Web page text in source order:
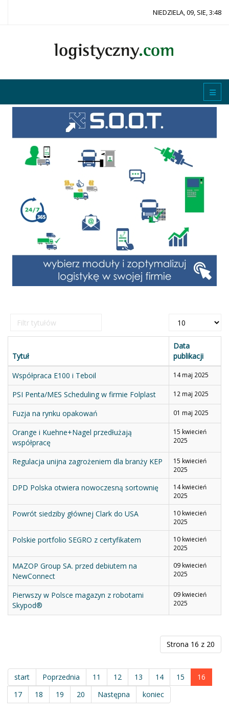
NIEDZIELA, 09, SIE, 3:48
Filtr
tytułów
Pokaż
Tytuł
Data
publikacji
Współpraca E100 i Teboil
14 maj 2025
PSI Penta/MES Scheduling w firmie Folplast 12 maj 2025
Fuzja na rynku opakowań 01 maj 2025
Orange i Kuehne+Nagel przedłużają
współpracę
15 kwiecień
2025
Regulacja unijna zagrożeniem dla branży KEP
15 kwiecień
2025
DPD Polska otwiera nowoczesną sortownię
14 kwiecień
2025
Powrót siedziby głównej Clark do USA
10 kwiecień
2025
Polskie portfolio SEGRO z certyfikatem
10 kwiecień
2025
MAZOP Group SA. przed debiutem na
NewConnect
09 kwiecień
2025
Pierwszy w Polsce magazyn z robotami
Skypod®
09 kwiecień
2025
Strona 16 z 20
start Poprzednia 11 12 13 14 15
16
17
18 19 20 Następna koniec